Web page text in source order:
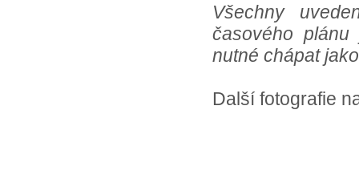
Všechny
časového
nutné chápat
Další fotografie